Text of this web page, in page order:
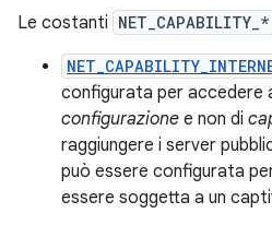
Le costanti NET_CAPABILITY_*
configurata per accedere
configurazione e non di
raggiungere i server
può essere configurata
essere soggetta a un